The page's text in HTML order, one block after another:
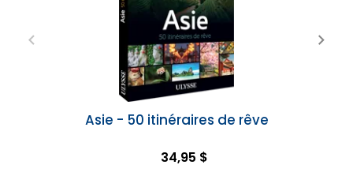
Asie - 50 itinéraires de rêve
34,95 $